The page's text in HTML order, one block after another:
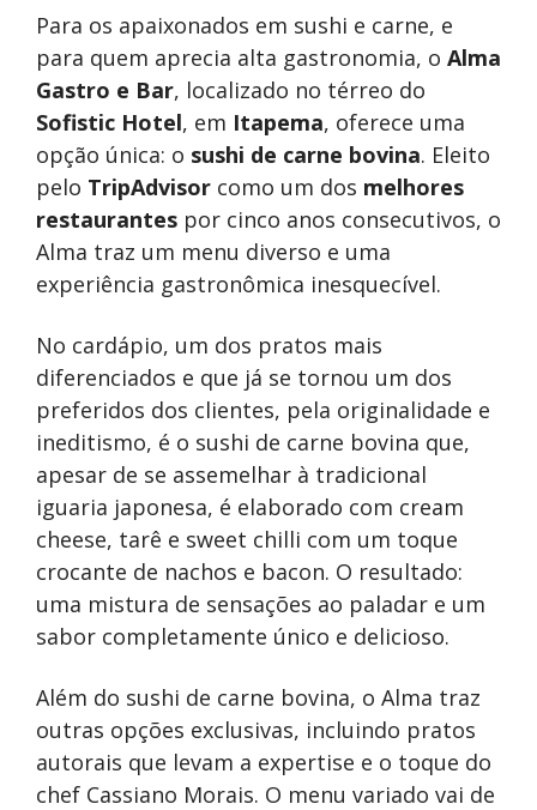
Para os apaixonados em sushi e carne, e
para quem aprecia alta gastronomia, o Alma
Gastro e Bar, localizado no térreo do
Sofistic Hotel, em Itapema, oferece uma
opção única: o sushi de carne bovina. Eleito
pelo TripAdvisor como um dos melhores
restaurantes por cinco anos consecutivos, o
Alma traz um menu diverso e uma
experiência gastronômica inesquecível.
No cardápio, um dos pratos mais
diferenciados e que já se tornou um dos
preferidos dos clientes, pela originalidade e
ineditismo, é o sushi de carne bovina que,
apesar de se assemelhar à tradicional
iguaria japonesa, é elaborado com cream
cheese, tarê e sweet chilli com um toque
crocante de nachos e bacon. O resultado:
uma mistura de sensações ao paladar e um
sabor completamente único e delicioso.
Além do sushi de carne bovina, o Alma traz
outras opções exclusivas, incluindo pratos
autorais que levam a expertise e o toque do
chef Cassiano Morais. O menu variado vai de